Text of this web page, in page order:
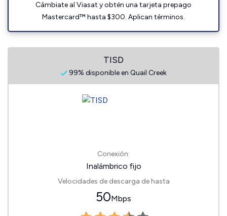
Cámbiate al Viasat y obtén una tarjeta prepago
Mastercard™ hasta $300. Aplican términos.
TISD
99% disponible en Quail Creek
Conexión:
Inalámbrico fijo
Velocidades de descarga de hasta
50Mbps